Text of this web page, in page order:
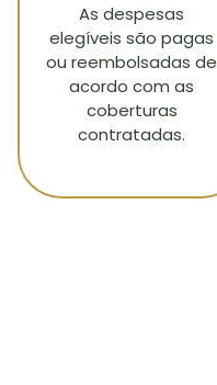
As despesas
elegíveis são pagas
ou reembolsadas de
acordo com as
coberturas
contratadas.